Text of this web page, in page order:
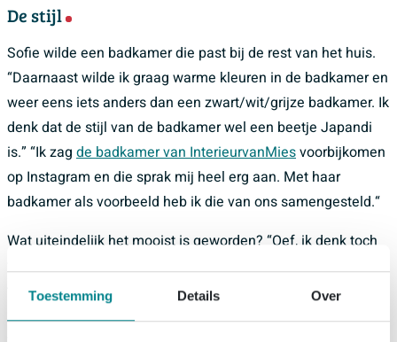
Toestemming Details Over
De stijl
Sofie wilde een badkamer die past bij de rest van het huis.
“Daarnaast wilde ik graag warme kleuren in de badkamer en
weer eens iets anders dan een zwart/wit/grijze badkamer. Ik
denk dat de stijl van de badkamer wel een beetje Japandi
is.” “Ik zag de badkamer van InterieurvanMiesvoorbijkomen
op Instagram en die sprak mij heel erg aan. Met haar
badkamer als voorbeeld heb ik die van ons samengesteld.“
Wat uiteindelijk het mooist is geworden? “Oef, ik denk toch
wel de combinatie van tegels en kleuren. Van tevoren is het
toch lastig om voor te stellen hoe alles er in het echt uit gaat
zien, maar ik vind het ZO mooi geworden. De combinatie